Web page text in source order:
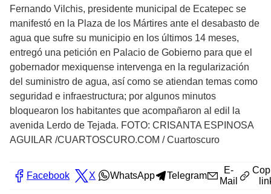
Fernando Vilchis, presidente municipal de Ecatepec se
manifestó en la Plaza de los Mártires ante el desabasto de
agua que sufre su municipio en los últimos 14 meses,
entregó una petición en Palacio de Gobierno para que el
gobernador mexiquense intervenga en la regularización
del suministro de agua, así como se atiendan temas como
seguridad e infraestructura; por algunos minutos
bloquearon los habitantes que acompañaron al edil la
avenida Lerdo de Tejada. FOTO: CRISANTA ESPINOSA
AGUILAR /CUARTOSCURO.COM /Cuartoscuro
Facebook X WhatsApp Telegram
E-
Mail